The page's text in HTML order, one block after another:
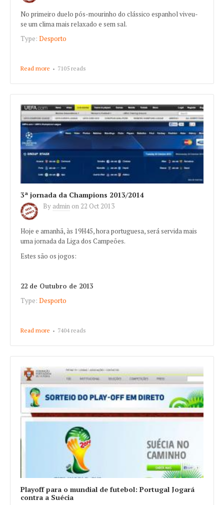
No primeiro duelo pós-mourinho do clássico espanhol viveu-
se um clima mais relaxado e sem sal.
Type: Desporto
Read more about Barcelona bate Real Madrid num clássico demasiado
7105 reads
3ª jornada da Champions 2013/2014
By admin on 22 Oct 2013
Hoje e amanhã, às 19H45, hora portuguesa, será servida mais
uma jornada da Liga dos Campeões.
Estes são os jogos:
22 de Outubro de 2013
Type: Desporto
Read more about 3ª jornada da Champions 2013/2014
7404 reads
Playoff para o mundial de futebol: Portugal Jogará
contra a Suécia